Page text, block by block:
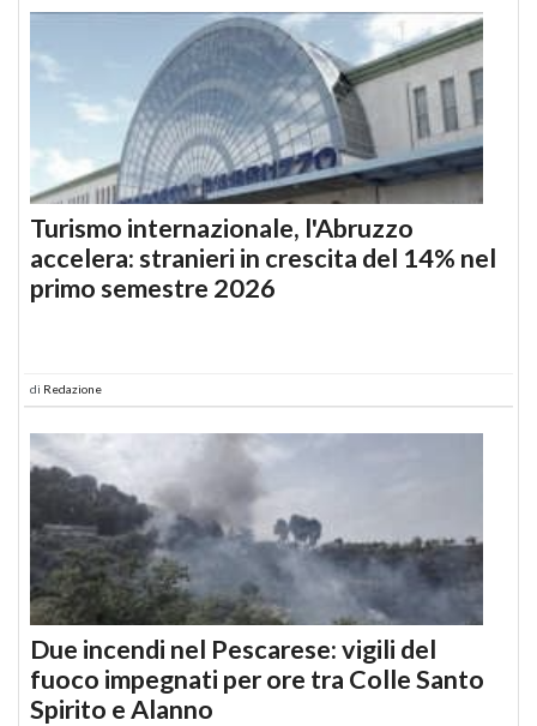
Turismo internazionale, l'Abruzzo
accelera: stranieri in crescita del 14% nel
primo semestre 2026
di Redazione
Due incendi nel Pescarese: vigili del
fuoco impegnati per ore tra Colle Santo
Spirito e Alanno